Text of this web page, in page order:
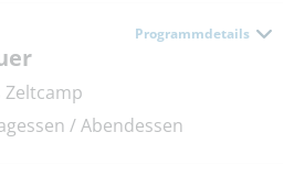
Programmdetails
/ Abendessen